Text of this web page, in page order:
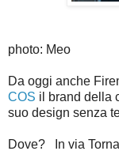
photo: Meo
Da oggi anche
COS il brand della
suo design senza
Dove? In via